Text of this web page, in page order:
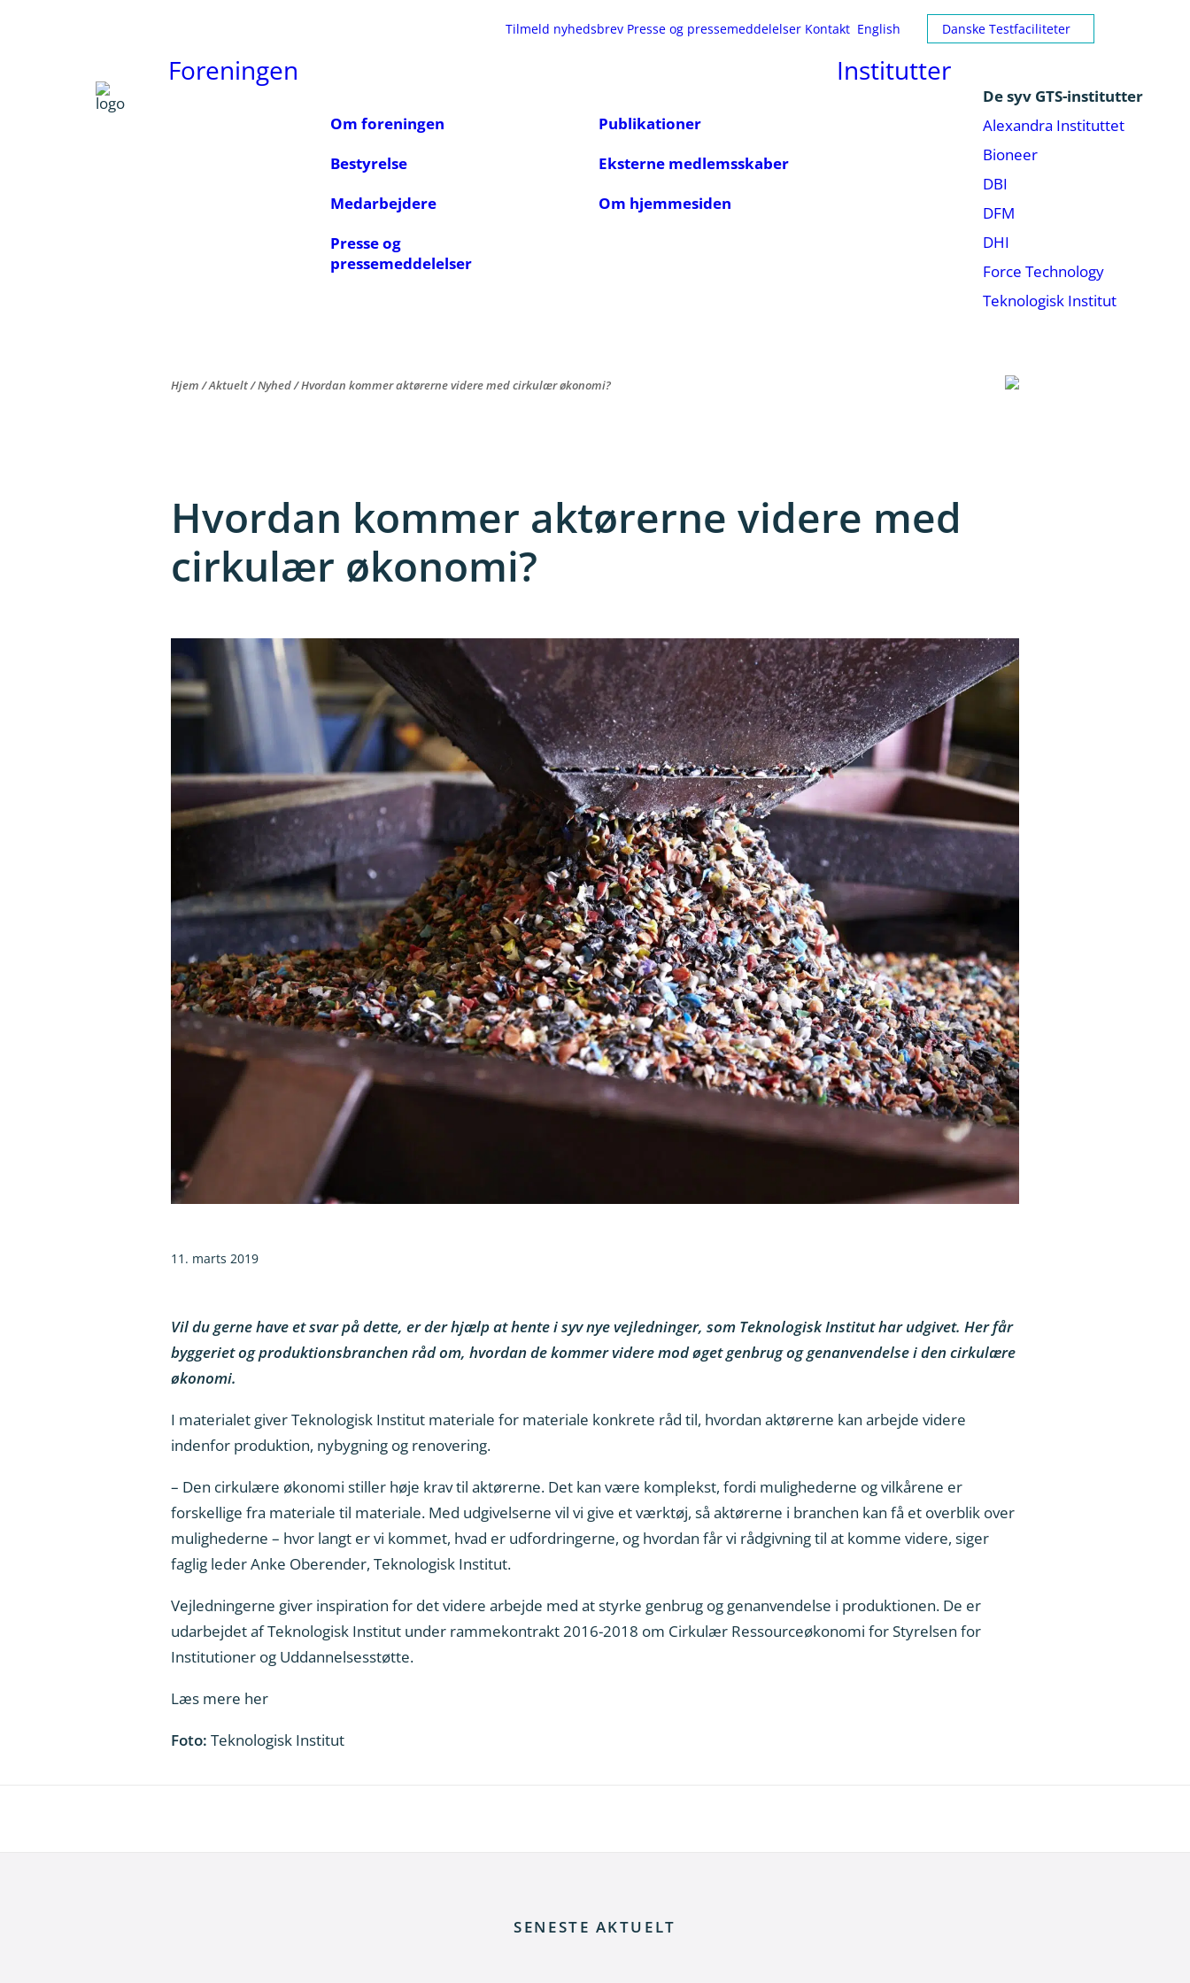
Tilmeld nyhedsbrev Presse og pressemeddelelser Kontakt English Danske Testfaciliteter
Foreningen
Om foreningen
Bestyrelse
Medarbejdere
Presse og
pressemeddelelser
Publikationer
Eksterne medlemsskaber
Om hjemmesiden
Institutter
De syv GTS-institutter
Alexandra Instituttet
Bioneer
DBI
DFM
DHI
Force Technology
Teknologisk Institut
Hjem/Aktuelt/Nyhed/Hvordan kommer aktørerne videre med cirkulær økonomi?
Hvordan kommer aktørerne videre med
cirkulær økonomi?
11. marts 2019
Vil du gerne have et svar på dette, er der hjælp at hente i syv nye vejledninger, som Teknologisk Institut har udgivet. Her får
byggeriet og produktionsbranchen råd om, hvordan de kommer videre mod øget genbrug og genanvendelse i den cirkulære
økonomi.
I materialet giver Teknologisk Institut materiale for materiale konkrete råd til, hvordan aktørerne kan arbejde videre
indenfor produktion, nybygning og renovering.
– Den cirkulære økonomi stiller høje krav til aktørerne. Det kan være komplekst, fordi mulighederne og vilkårene er
forskellige fra materiale til materiale. Med udgivelserne vil vi give et værktøj, så aktørerne i branchen kan få et overblik over
mulighederne – hvor langt er vi kommet, hvad er udfordringerne, og hvordan får vi rådgivning til at komme videre, siger
faglig leder Anke Oberender, Teknologisk Institut.
Vejledningerne giver inspiration for det videre arbejde med at styrke genbrug og genanvendelse i produktionen. De er
udarbejdet af Teknologisk Institut under rammekontrakt 2016-2018 om Cirkulær Ressourceøkonomi for Styrelsen for
Institutioner og Uddannelsesstøtte.
Læs mere her
Foto: Teknologisk Institut
SENESTE AKTUELT